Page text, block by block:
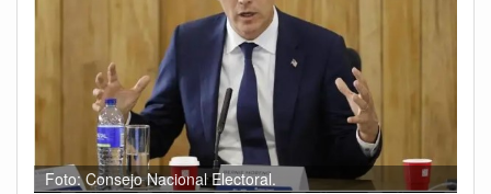
Foto: Consejo Nacional Electoral.